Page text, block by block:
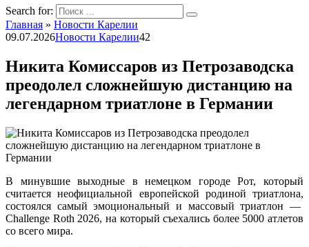
Search for:
Главная » Новости Карелии
09.07.2026Новости Карелии42
Никита Комиссаров из Петрозаводска
преодолел сложнейшую дистанцию на
легендарном триатлоне в Германии
В минувшие выходные в немецком городе Рот, который
считается неофициальной европейской родиной триатлона,
состоялся самый эмоциональный и массовый триатлон —
Challenge Roth 2026, на который съехались более 5000 атлетов
со всего мира.